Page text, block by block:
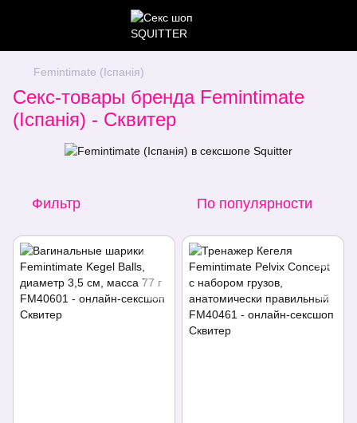
Femintimate (Іспанія)
Секс-товары бренда Femintimate
(Іспанія) - Сквитер
Фильтр По популярности